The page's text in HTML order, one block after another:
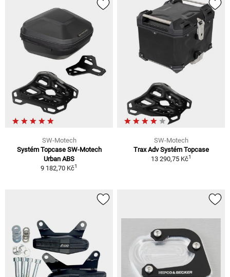
SW-Motech
Systém Topcase SW-Motech
Urban ABS
9 182,70 Kč1
SW-Motech
Trax Adv Systém Topcase
13 290,75 Kč1